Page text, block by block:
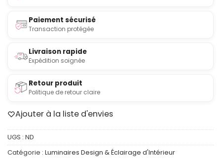
Paiement sécurisé
Transaction protégée
Livraison rapide
Expédition soignée
Retour produit
Politique de retour claire
Ajouter à la liste d'envies
UGS : ND
Catégorie : Luminaires Design & Éclairage d'Intérieur